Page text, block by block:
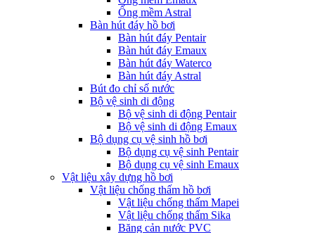
Ống mềm Astral
Bàn hút đáy hồ bơi
Bàn hút đáy Pentair
Bàn hút đáy Emaux
Bàn hút đáy Waterco
Bàn hút đáy Astral
Bút đo chỉ số nước
Bộ vệ sinh di động
Bộ vệ sinh di động Pentair
Bộ vệ sinh di động Emaux
Bộ dụng cụ vệ sinh hồ bơi
Bộ dụng cụ vệ sinh Pentair
Bộ dụng cụ vệ sinh Emaux
Vật liệu xây dựng hồ bơi
Vật liệu chống thấm hồ bơi
Vật liệu chống thấm Mapei
Vật liệu chống thấm Sika
Băng cản nước PVC